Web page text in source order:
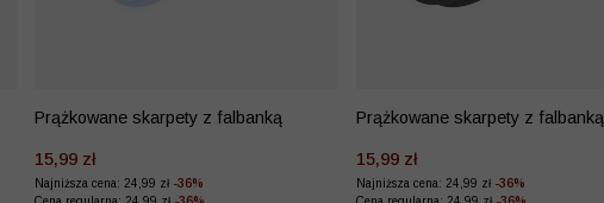
Prążkowane skarpety z falbanką
15,99 zł
Najniższa cena: 24,99 zł -36%
Prążkowane skarpety z falbanką
15,99 zł
Najniższa cena: 24,99 zł -36%